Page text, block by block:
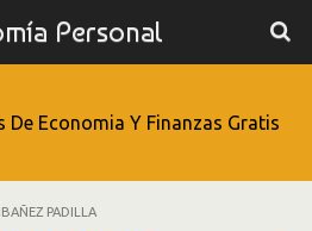
Personal
De Economia Y Finanzas Gratis
PADILLA